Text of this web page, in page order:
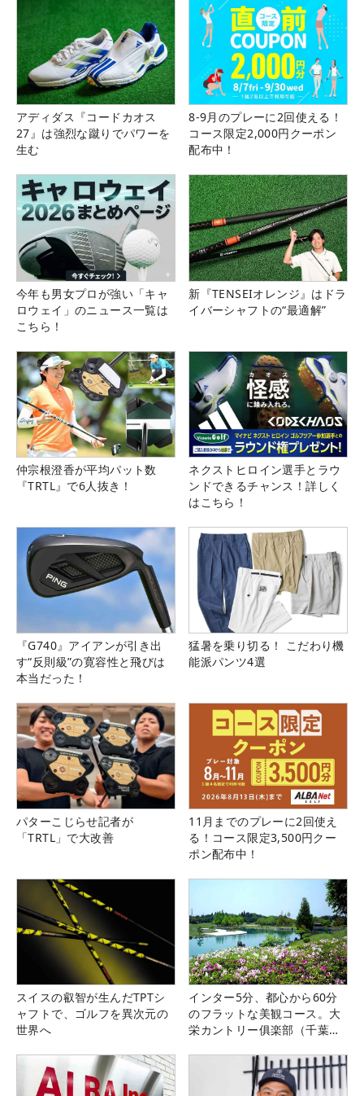
アディダス『コードカオス
27』は強烈な蹴りでパワーを
生む
8-9月のプレーに2回使える！
コース限定2,000円クーポン
配布中！
今年も男女プロが強い「キャ
ロウェイ」のニュース一覧は
こちら！
新『TENSEIオレンジ』はドラ
イバーシャフトの“最適解”
仲宗根澄香が平均パット数
『TRTL』で6人抜き！
ネクストヒロイン選手とラウ
ンドできるチャンス！詳しく
はこちら！
『G740』アイアンが引き出
す“反則級”の寛容性と飛びは
本当だった！
猛暑を乗り切る！ こだわり機
能派パンツ4選
パターこじらせ記者が
「TRTL」で大改善
11月までのプレーに2回使え
る！コース限定3,500円クー
ポン配布中！
スイスの叡智が生んだTPTシ
ャフトで、ゴルフを異次元の
世界へ
インター5分、都心から60分
のフラットな美観コース。大
栄カントリー俱楽部（千葉